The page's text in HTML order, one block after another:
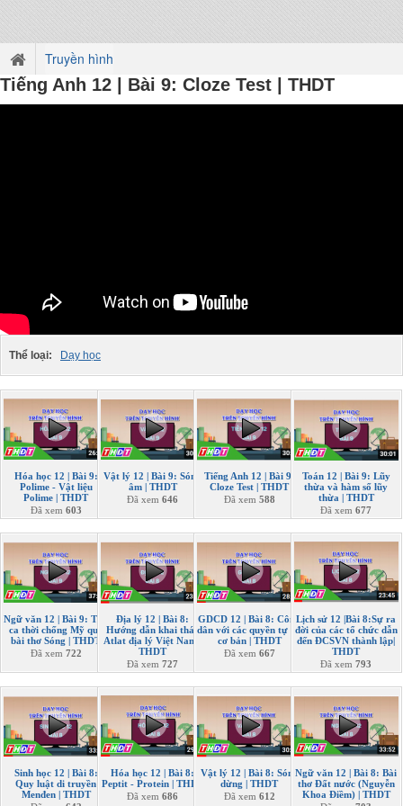
Truyền hình
Tiếng Anh 12 | Bài 9: Cloze Test | THDT
Thể loại: Dạy học
Hóa học 12 | Bài 9:
Polime - Vật liệu
Polime | THDT
Đã xem 603
Vật lý 12 | Bài 9: Sóng
âm | THDT
Đã xem646
Tiếng Anh 12 | Bài 9:
Cloze Test | THDT
Đã xem 588
Toán 12 | Bài 9: Lũy
thừa và hàm số lũy
thừa | THDT
Đã xem677
Ngữ văn 12 | Bài 9: Thơ
ca thời chống Mỹ qua
bài thơ Sóng | THDT
Đã xem 722
Địa lý 12 | Bài 8:
Hướng dẫn khai thác
Atlat địa lý Việt Nam |
THDT
Đã xem727
GDCD 12 | Bài 8: Công
dân với các quyền tự do
cơ bản | THDT
Đã xem 667
Lịch sử 12 |Bài 8:Sự ra
đời của các tổ chức dẫn
đến ĐCSVN thành lập|
THDT
Đã xem793
Sinh học 12 | Bài 8:
Quy luật di truyền
Menđen | THDT
Hóa học 12 | Bài 8:
Peptit - Protein | THDT
Đã xem686
Vật lý 12 | Bài 8: Sóng
dừng | THDT
Đã xem 612
Ngữ văn 12 | Bài 8: Bài
thơ Đất nước (Nguyễn
Khoa Điềm) | THDT